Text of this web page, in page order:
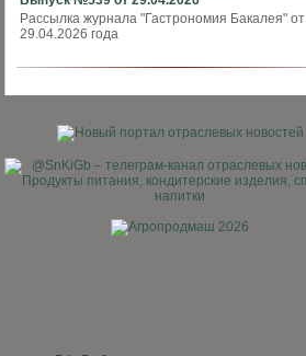
Рассылка журнала "Гастрономия Бакалея" от
29.04.2026 года